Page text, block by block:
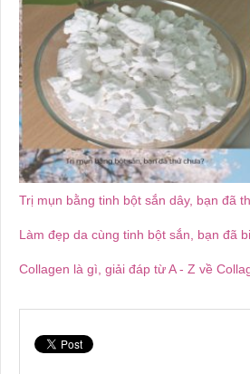
Trị mụn bằng tinh bột sắn dây, bạn đã
Làm đẹp da cùng tinh bột sắn, bạn đã
Collagen là gì, giải đáp từ A - Z về